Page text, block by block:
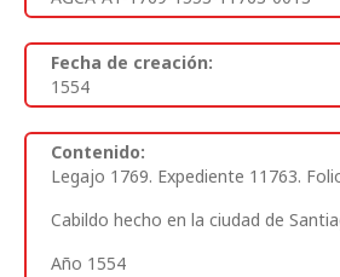
Fecha de creación:
1554
Contenido:
Legajo 1769. Expediente 11763.
Cabildo hecho en la ciudad de
Año 1554